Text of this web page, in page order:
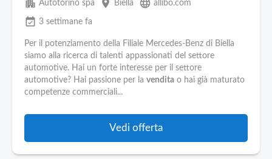
apartment Autotorino spa place Biella language allibo.com
event_available 3 settimane fa
Per il potenziamento della Filiale Mercedes-Benz di Biella
siamo alla ricerca di talenti appassionati del settore
automotive. Hai un forte interesse per il settore
automotive? Hai passione per la vendita o hai già maturato
competenze commerciali...
Vedi offerta